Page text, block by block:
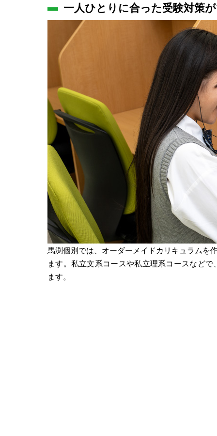
一人ひとりに合った受験対策
馬渕個別では、オーダーメイドカリキュラムを
ます。私立文系コースや私立理系コースなど
ます。